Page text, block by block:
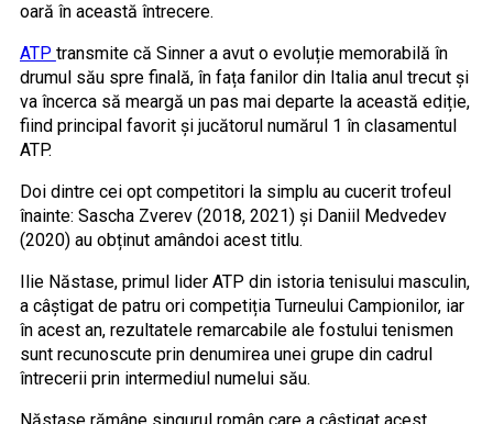
oară în această întrecere.
ATP transmite că Sinner a avut o evoluție memorabilă în
drumul său spre finală, în fața fanilor din Italia anul trecut și
va încerca să meargă un pas mai departe la această ediție,
fiind principal favorit și jucătorul numărul 1 în clasamentul
ATP.
Doi dintre cei opt competitori la simplu au cucerit trofeul
înainte: Sascha Zverev (2018, 2021) și Daniil Medvedev
(2020) au obținut amândoi acest titlu.
Ilie Năstase, primul lider ATP din istoria tenisului masculin,
a câștigat de patru ori competiția Turneului Campionilor, iar
în acest an, rezultatele remarcabile ale fostului tenismen
sunt recunoscute prin denumirea unei grupe din cadrul
întrecerii prin intermediul numelui său.